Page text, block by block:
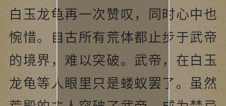
白玉龙龟再一次赞叹，同时心中也
惋惜。自古所有荒体都止步于武帝
的境界，难以突破。武帝，在白玉
龙龟等人眼里只是蝼蚁罢了。虽然